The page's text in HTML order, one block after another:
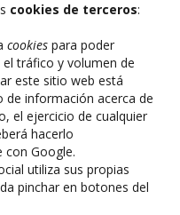
cookies de terceros:
cookies para poder
tráfico y volumen de
este sitio web está
información acerca de
el ejercicio de cualquier
hacerlo
con Google.
utiliza sus propias
pinchar en botones del